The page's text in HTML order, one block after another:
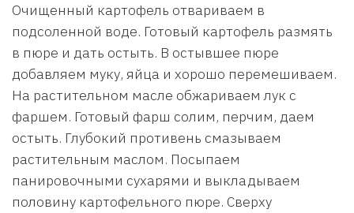
Очищенный картофель отвариваем в
подсоленной воде. Готовый картофель размять
в пюре и дать остыть. В остывшее пюре
добавляем муку, яйца и хорошо перемешиваем.
На растительном масле обжариваем лук с
фаршем. Готовый фарш солим, перчим, даем
остыть. Глубокий противень смазываем
растительным маслом. Посыпаем
панировочными сухарями и выкладываем
половину картофельного пюре. Сверху